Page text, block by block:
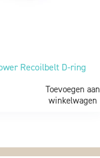
Recoilbelt D-ring
Toevoegen aan
winkelwagen